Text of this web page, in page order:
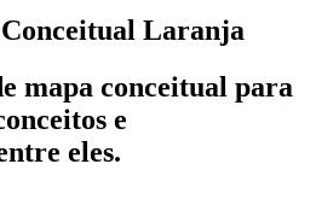
Laranja
mapa conceitual para
e
eles.